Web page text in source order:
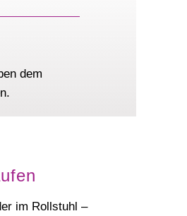
dem
im Rollstuhl –